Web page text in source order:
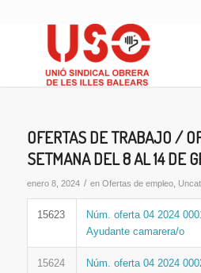
OFERTAS DE TRABAJO /
SETMANA DEL 8 AL 14 DE
enero 8, 2024 / en Ofertas de empleo,
15623
Núm. oferta 04 2024
Ayudante camarera/o
15624
Núm. oferta 04 2024